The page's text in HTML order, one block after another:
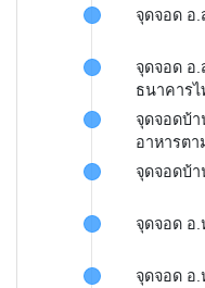
จุดจอด อ
จุดจอด อ
ธนาคาร
จุดจอดบ้
อาหารตา
จุดจอดบ้
จุดจอด อ.
จุดจอด อ